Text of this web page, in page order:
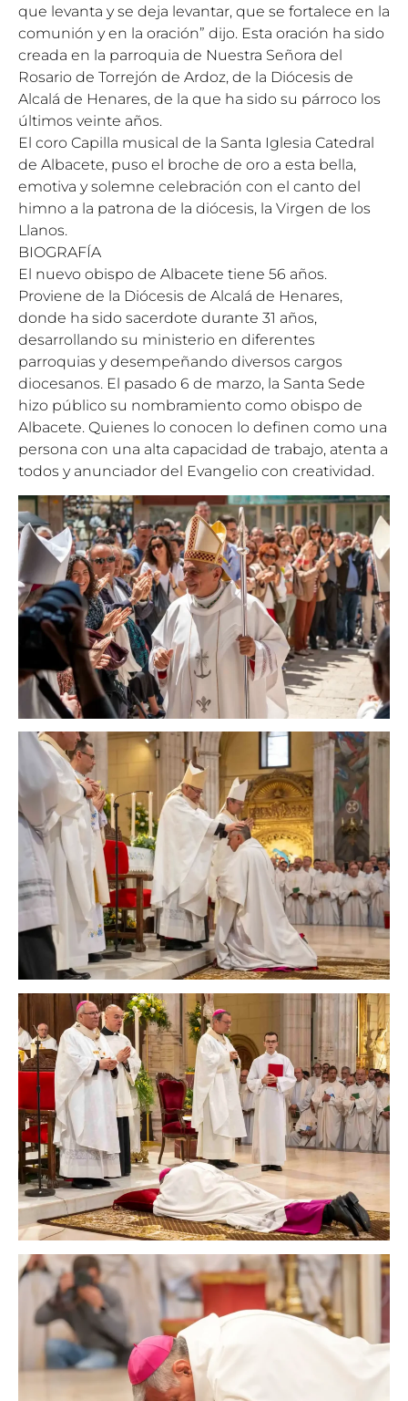
que levanta y se deja levantar, que se fortalece en la
comunión y en la oración” dijo. Esta oración ha sido
creada en la parroquia de Nuestra Señora del
Rosario de Torrejón de Ardoz, de la Diócesis de
Alcalá de Henares, de la que ha sido su párroco los
últimos veinte años.
El coro Capilla musical de la Santa Iglesia Catedral
de Albacete, puso el broche de oro a esta bella,
emotiva y solemne celebración con el canto del
himno a la patrona de la diócesis, la Virgen de los
Llanos.
BIOGRAFÍA
El nuevo obispo de Albacete tiene 56 años.
Proviene de la Diócesis de Alcalá de Henares,
donde ha sido sacerdote durante 31 años,
desarrollando su ministerio en diferentes
parroquias y desempeñando diversos cargos
diocesanos. El pasado 6 de marzo, la Santa Sede
hizo público su nombramiento como obispo de
Albacete. Quienes lo conocen lo definen como una
persona con una alta capacidad de trabajo, atenta a
todos y anunciador del Evangelio con creatividad.